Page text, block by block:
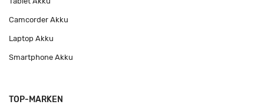
Camcorder Akku
Laptop Akku
Smartphone Akku
TOP-MARKEN